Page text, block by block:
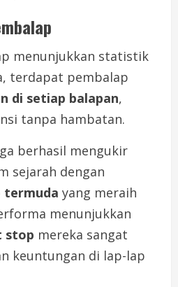
menunjukkan statistik
terdapat pembalap
di setiap balapan,
tanpa hambatan.
berhasil mengukir
sejarah dengan
termuda yang meraih
menunjukkan
stop mereka sangat
keuntungan di lap-lap